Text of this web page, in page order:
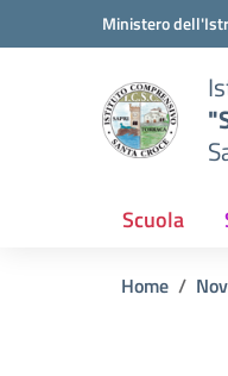
Vai ai contenuti
Vai al menu di navigazione
Ministero
Scuola
Home